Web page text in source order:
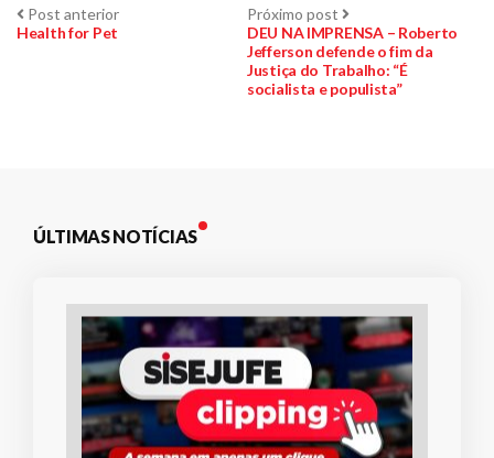
Navegação
Post anteriorPost
Health for Pet
Próximo post Próximo
post:
DEU NA IMPRENSA – Roberto
Jefferson defende o fim da
Justiça do Trabalho: “É
socialista e populista”
ÚLTIMAS NOTÍCIAS